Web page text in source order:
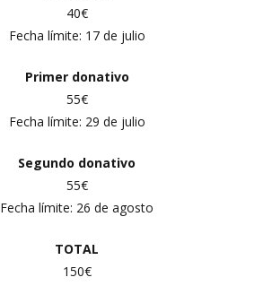
40€
Fecha límite: 17 de julio
Primer donativo
55€
Fecha límite: 29 de julio
Segundo donativo
55€
Fecha límite: 26 de agosto
TOTAL
150€